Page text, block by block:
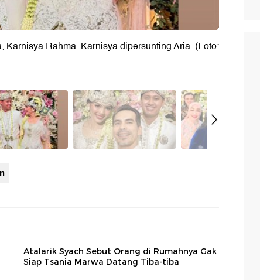
Rahma. Karnisya dipersunting Aria. (Foto:
Atalarik Syach Sebut Orang di Rumahnya Gak
Siap Tsania Marwa Datang Tiba-tiba